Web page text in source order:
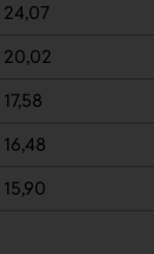
20,02